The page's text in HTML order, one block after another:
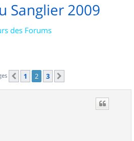
Sanglier 2009
des Forums
Précédent
1 2 3